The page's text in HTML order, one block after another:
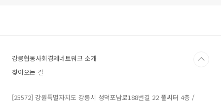
강릉협동사회경제네트워크 소개
찾아오는 길
[25572] 강원특별자치도 강릉시 성덕포남로188번길 22 풀씨터 4층 /